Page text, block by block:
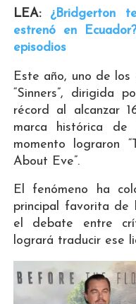
LEA: ¿Bridgerton
estrenó en
episodios
Este año, uno de
“Sinners”, dirigida
récord al alcanzar
marca histórica
momento lograron
About Eve”.
El fenómeno ha
principal favorita de
el debate entre
logrará traducir ese